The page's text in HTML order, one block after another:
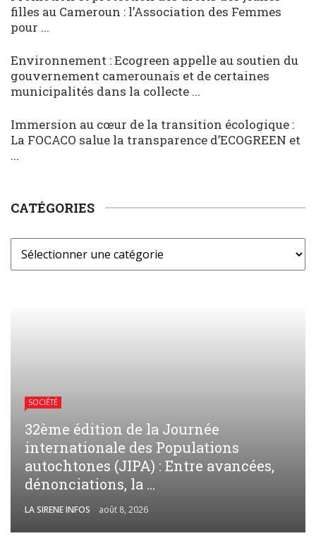
filles au Cameroun : l’Association des Femmes
pour ...
Environnement : Ecogreen appelle au soutien du
gouvernement camerounais et de certaines
municipalités dans la collecte ...
Immersion au cœur de la transition écologique :
La FOCACO salue la transparence d’ECOGREEN et
...
CATÉGORIES
SOCIÉTÉ
32ème édition de la Journée
internationale des Populations
autochtones (JIPA) : Entre avancées,
dénonciations, la ...
LA SIRENE INFOS août 8, 2026